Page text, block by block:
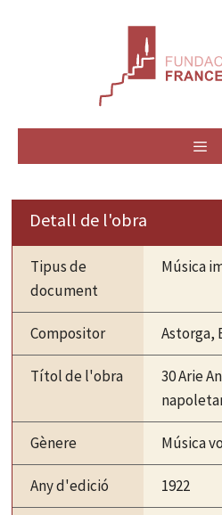
Detall de l'obra
Tipus de
document
Música
Compositor Astorga,
Títol de l'obra
30 Arie
Gènere Música
Any d'edició 1922